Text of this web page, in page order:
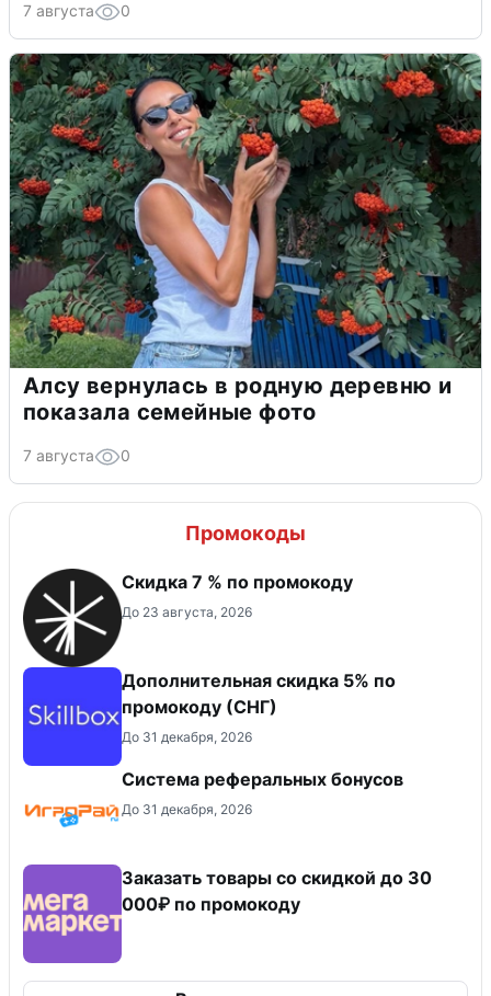
7 августа 0
Алсу вернулась в родную деревню и
показала семейные фото
7 августа 0
Промокоды
Скидка 7 % по промокоду
До 23 августа, 2026
Дополнительная скидка 5% по
промокоду (СНГ)
До 31 декабря, 2026
Система реферальных бонусов
До 31 декабря, 2026
Заказать товары со скидкой до 30
000₽ по промокоду